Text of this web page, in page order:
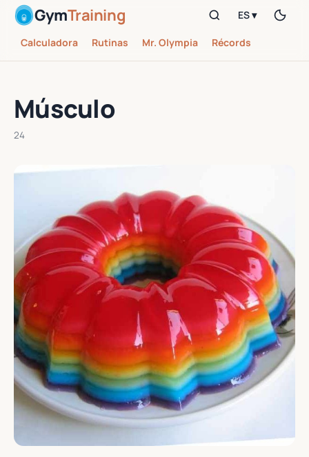
GymTraining
Calculadora Rutinas Mr. Olympia Récords
ES ▾
Músculo
24